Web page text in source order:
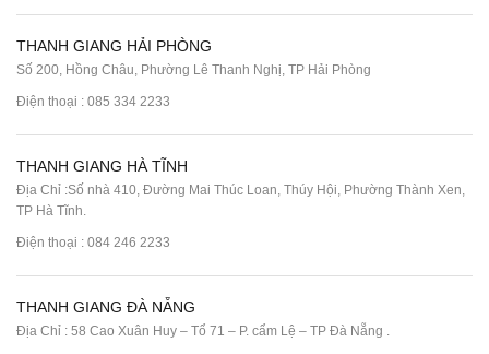
THANH GIANG HẢI PHÒNG
Số 200, Hồng Châu, Phường Lê Thanh Nghị, TP Hải Phòng
Điện thoại : 085 334 2233
THANH GIANG HÀ TĨNH
Địa Chỉ :Số nhà 410, Đường Mai Thúc Loan, Thúy Hội, Phường Thành Xen,
TP Hà Tĩnh.
Điện thoại : 084 246 2233
THANH GIANG ĐÀ NẴNG
Địa Chỉ : 58 Cao Xuân Huy – Tổ 71 – P. cẩm Lệ – TP Đà Nẵng .